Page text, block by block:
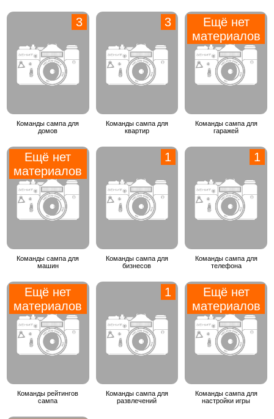
3
Команды сампа для
домов
3
Команды сампа для
квартир
Ещё нет
материалов
Команды сампа для
гаражей
Ещё нет
материалов
Команды сампа для
машин
1
Команды сампа для
бизнесов
1
Команды сампа для
телефона
Ещё нет
материалов
Команды рейтингов
сампа
1
Команды сампа для
развлечений
Ещё нет
материалов
Команды сампа для
настройки игры